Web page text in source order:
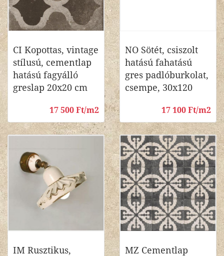
CI Kopottas, vintage
stílusú, cementlap
hatású fagyálló
greslap 20x20 cm
17 500 Ft/m2
NO Sötét, csiszolt
hatású fahatású
gres padlóburkolat,
csempe, 30x120
17 100 Ft/m2
IM Rusztikus,
MZ Cementlap